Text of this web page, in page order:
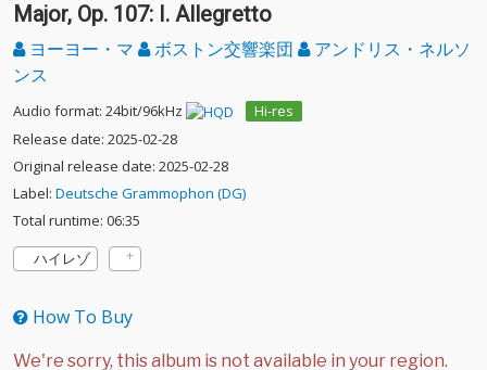
Major, Op. 107: I. Allegretto
ヨーヨー・マ ボストン交響楽団
アンドリス・ネルソ
ンス
Audio format: 24bit/96kHz
Hi-res
Release date: 2025-02-28
Original release date: 2025-02-28
Label: Deutsche Grammophon (DG)
Total runtime: 06:35
ハイレゾ
How To Buy